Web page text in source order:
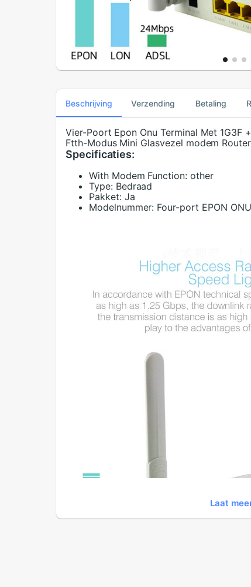
Beschrijving Verzending Betaling
Vier-Poort Epon Onu Terminal Met 1G3F
Ftth-Modus Mini Glasvezel modem
Specificaties:
With Modem Function: other
Type: Bedraad
Pakket: Ja
Modelnummer: Four-port EPON
Laat